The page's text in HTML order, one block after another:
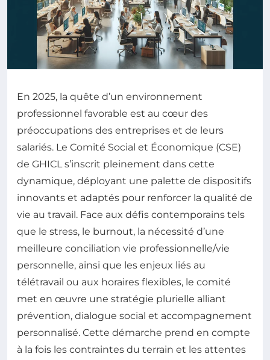
En 2025, la quête d’un environnement
professionnel favorable est au cœur des
préoccupations des entreprises et de leurs
salariés. Le Comité Social et Économique (CSE)
de GHICL s’inscrit pleinement dans cette
dynamique, déployant une palette de dispositifs
innovants et adaptés pour renforcer la qualité de
vie au travail. Face aux défis contemporains tels
que le stress, le burnout, la nécessité d’une
meilleure conciliation vie professionnelle/vie
personnelle, ainsi que les enjeux liés au
télétravail ou aux horaires flexibles, le comité
met en œuvre une stratégie plurielle alliant
prévention, dialogue social et accompagnement
personnalisé. Cette démarche prend en compte
à la fois les contraintes du terrain et les attentes